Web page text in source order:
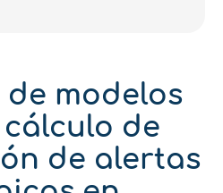
de modelos
de
de alertas